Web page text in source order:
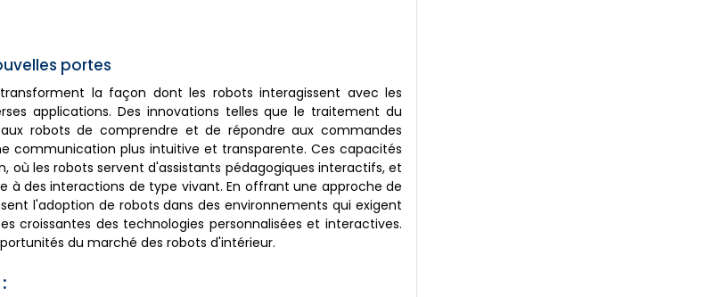
portes
la façon dont les robots interagissent avec les
applications. Des innovations telles que le traitement du
robots de comprendre et de répondre aux commandes
communication plus intuitive et transparente. Ces capacités
les robots servent d'assistants pédagogiques interactifs, et
à des interactions de type vivant. En offrant une approche de
l'adoption de robots dans des environnements qui exigent
croissantes des technologies personnalisées et interactives.
du marché des robots d'intérieur.